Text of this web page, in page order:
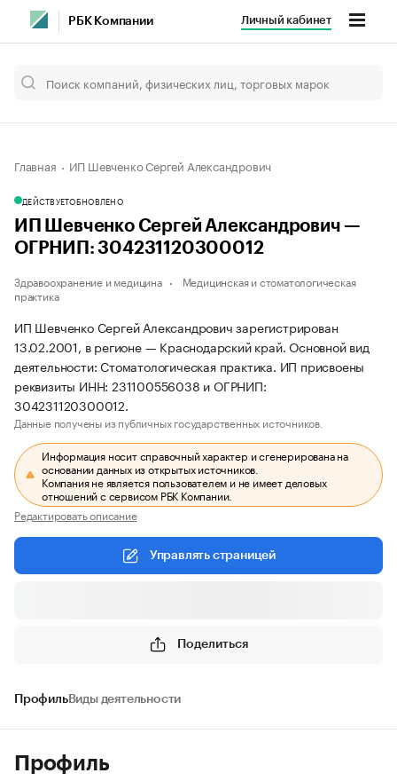
РБК Компании Личный кабинет
Главная ИП Шевченко Сергей Александрович
ДЕЙСТВУЕТОБНОВЛЕНО
ИП Шевченко Сергей Александрович —
ОГРНИП: 304231120300012
Здравоохранение и медицина
Медицинская и стоматологическая
практика
ИП Шевченко Сергей Александрович зарегистрирован
13.02.2001, в регионе — Краснодарский край. Основной вид
деятельности: Стоматологическая практика. ИП присвоены
реквизиты ИНН: 231100556038 и ОГРНИП:
304231120300012.
Данные получены из публичных государственных источников.
Информация носит справочный характер и сгенерирована на
основании данных из открытых источников.
Компания не является пользователем и не имеет деловых
отношений с сервисом РБК Компании.
Редактировать описание
Управлять страницей
Поделиться
ПрофильВиды деятельности
Профиль